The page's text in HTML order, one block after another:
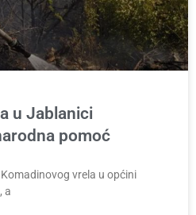
u Jablanici
pomoć
vrela u općini
a